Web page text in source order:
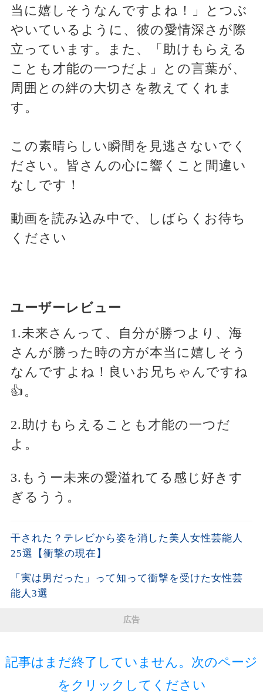
当に嬉しそうなんですよね！」とつぶ
やいているように、彼の愛情深さが際
立っています。また、「助けもらえる
ことも才能の一つだよ」との言葉が、
周囲との絆の大切さを教えてくれま
す。
この素晴らしい瞬間を見逃さないでく
ださい。皆さんの心に響くこと間違い
なしです！
動画を読み込み中で、しばらくお待ち
ください
ユーザーレビュー
1.未来さんって、自分が勝つより、海
さんが勝った時の方が本当に嬉しそう
なんですよね！良いお兄ちゃんですね
👍。
2.助けもらえることも才能の一つだ
よ。
3.もうー未来の愛溢れてる感じ好きす
ぎるうう。
干された？テレビから姿を消した美人女性芸能人
25選【衝撃の現在】
「実は男だった」って知って衝撃を受けた女性芸
能人3選
広告
記事はまだ終了していません。次のページ
をクリックしてください